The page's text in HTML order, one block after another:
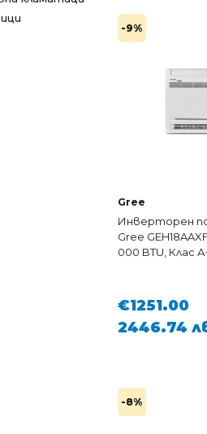
-9%
Gree
Инверторен
Gree
000 BTU, Клас
€1251.00
2446.74
-8%